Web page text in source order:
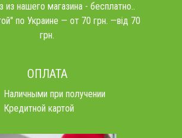
из нашего магазина - бесплатно..
по Украине — от 70 грн. —від 70
грн.
ОПЛАТА
Наличными при получении
Кредитной картой